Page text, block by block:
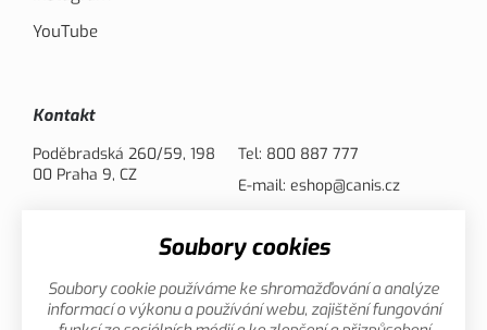
YouTube
Kontakt
Poděbradská 260/59, 198
00 Praha 9, CZ
Tel: 800 887 777
E-mail: eshop@canis.cz
Soubory cookies
Soubory cookie používáme ke shromažďování a analýze
informací o výkonu a používání webu, zajištění fungování